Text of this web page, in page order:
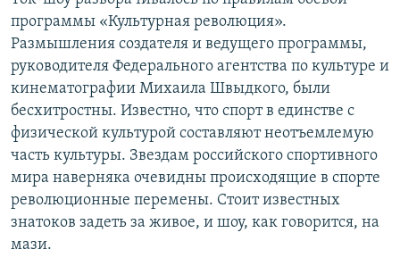
программы «Культурная революция».
Размышления создателя и ведущего программы,
руководителя Федерального агентства по культуре и
кинематографии Михаила Швыдкого, были
бесхитростны. Известно, что спорт в единстве с
физической культурой составляют неотъемлемую
часть культуры. Звездам российского спортивного
мира наверняка очевидны происходящие в спорте
революционные перемены. Стоит известных
знатоков задеть за живое, и шоу, как говорится, на
мази.